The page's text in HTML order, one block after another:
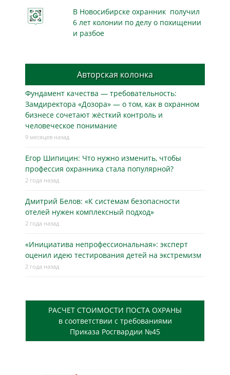
В Новосибирске охранник получил
6 лет колонии по делу о похищении
и разбое
Авторская колонка
Фундамент качества — требовательность:
Замдиректора «Дозора» — о том, как в охранном
бизнесe сочетают жёсткий контроль и
человеческое понимание
9 месяцев назад
Егор Шипицин: Что нужно изменить, чтобы
профессия охранника стала популярной?
2 года назад
Дмитрий Белов: «К системам безопасности
отелей нужен комплексный подход»
2 года назад
«Инициатива непрофессиональная»: эксперт
оценил идею тестирования детей на экстремизм
2 года назад
РАСЧЕТ СТОИМОСТИ ПОСТА ОХРАНЫ
в соответствии с требованиями
Приказа Росгвардии №45